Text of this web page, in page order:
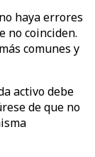
haya errores
no coinciden.
comunes y
activo debe
de que no